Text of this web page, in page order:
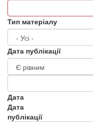
Тип матеріалу
Дата публікації
Дата
Дата
публікації